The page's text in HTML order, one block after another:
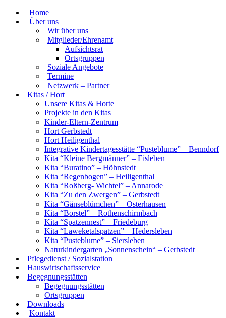
Home
Über uns
Wir über uns
Mitglieder/Ehrenamt
Aufsichtsrat
Ortsgruppen
Soziale Angebote
Termine
Netzwerk – Partner​
Kitas / Hort
Unsere Kitas & Horte
Projekte in den Kitas
Kinder-Eltern-Zentrum
Hort Gerbstedt
Hort Heiligenthal
Integrative Kindertagesstätte “Pusteblume” – Benndorf
Kita “Kleine Bergmänner” – Eisleben
Kita “Buratino” – Höhnstedt
Kita “Regenbogen” – Heiligenthal
Kita “Roßberg- Wichtel” – Annarode
Kita “Zu den Zwergen” – Gerbstedt
Kita “Gänseblümchen” – Osterhausen
Kita “Borstel” – Rothenschirmbach
Kita “Spatzennest” – Friedeburg
Kita “Laweketalspatzen” – Hedersleben
Kita “Pusteblume” – Siersleben
Naturkindergarten „Sonnenschein“ – Gerbstedt
Pflegedienst / Sozialstation
Hauswirtschaftsservice
Begegnungsstätten
Begegnungsstätten
Ortsgruppen
Downloads
Kontakt